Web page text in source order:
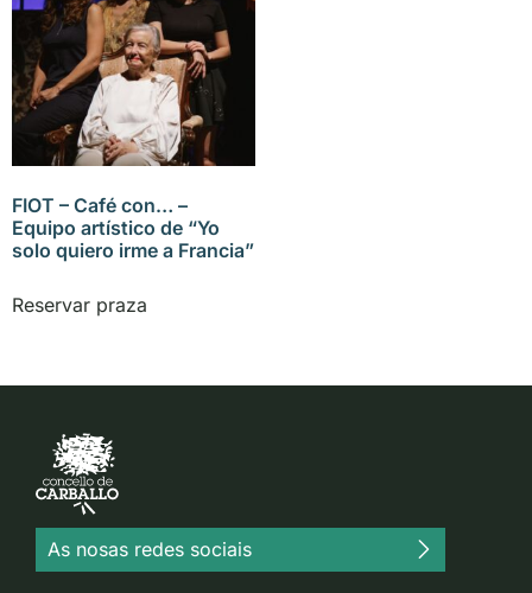
FIOT – Café con… –
Equipo artístico de “Yo
solo quiero irme a Francia”
Reservar praza
As nosas redes sociais